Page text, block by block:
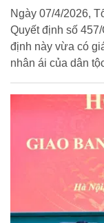
Ngày 07/4/2026,
Quyết định số
định này vừa có
nhân ái của dân
tạo tiến bộ, đồng
chấp hành án
nước, phấn đấu,